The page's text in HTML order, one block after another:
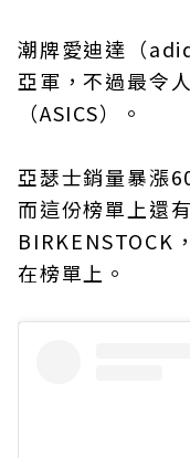
潮牌愛迪達（
亞軍，不過最令
（ASICS）。
亞瑟士銷量暴漲
而這份榜單上還
BIRKENSTOCK
在榜單上。